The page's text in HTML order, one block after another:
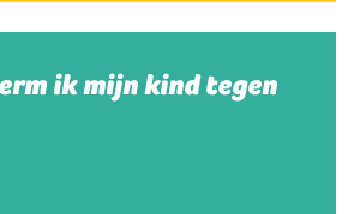
ik mijn kind tegen